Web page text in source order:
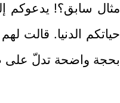
مثال سابق؟! يدعوكم
حياتكم الدنيا. قالت
بحجة واضحة تدلّ على